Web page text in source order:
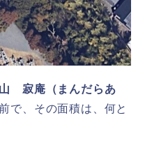
寂庵（まんだらあ
で、その面積は、何と